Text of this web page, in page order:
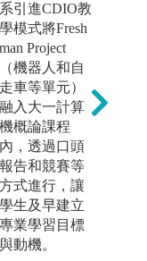
產品、過程
系統的構
、設計、實
、運作，整
生命週期為
景，建構CD
教學大綱和
行流程，讓
生以實際問
為學習導
，主動發掘
題與解決問
系引進CDIO教
學模式將Fresh
man Project
（機器人和自
走車等單元）
融入大一計算
機概論課程
內，透過口頭
報告和競賽等
方式進行，讓
學生及早建立
專業學習目標
與動機。